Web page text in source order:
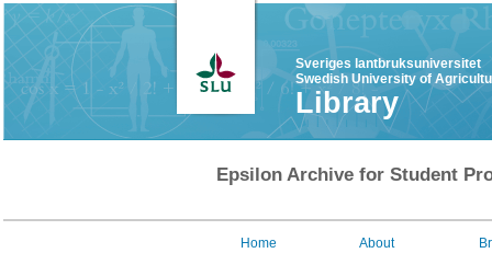
Sveriges lantbruksuniversitet
Swedish University of
Library
Epsilon Archive for Student
Home About